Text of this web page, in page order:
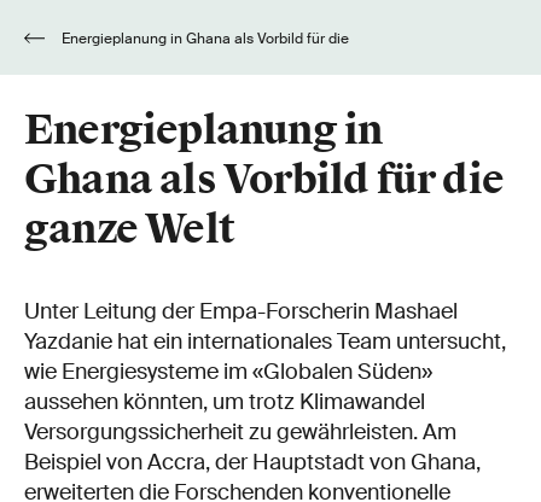
Energieplanung in
Ghana als Vorbild für die
ganze Welt
Unter Leitung der Empa-Forscherin Mashael
Yazdanie hat ein internationales Team untersucht,
wie Energiesysteme im «Globalen Süden»
aussehen könnten, um trotz Klimawandel
Versorgungssicherheit zu gewährleisten. Am
Beispiel von Accra, der Hauptstadt von Ghana,
erweiterten die Forschenden konventionelle